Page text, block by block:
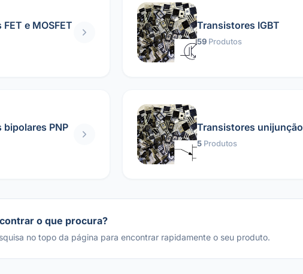
e MOSFET Transistores IGBT
59 Produtos
PNP Transistores unijunção
5 Produtos
o que procura?
no topo da página para encontrar rapidamente o seu produto.